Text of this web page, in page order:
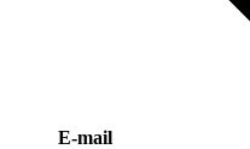
E-mail